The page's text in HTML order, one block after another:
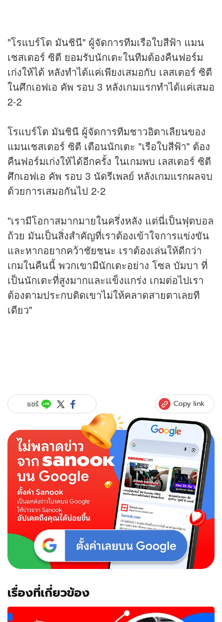
"โรแบร์โต มันชินี" ผู้จัดการทีมเรือใบสีฟ้า แมน
เชสเตอร์ ซิตี ยอมรับนักเตะในทีมต้องคืนฟอร์ม
เก่งให้ได้ หลังทำได้แค่เพียงเสมอกับ เลสเตอร์ ซิตี
ในศึกเอฟเอ คัพ รอบ 3 หลังเกมแรกทำได้แค่เสมอ
2-2
โรแบร์โต มันชินี ผู้จัดการทีมชาวอิตาเลียนของ
แมนเชสเตอร์ ซิตี เตือนนักเตะ "เรือใบสีฟ้า" ต้อง
คืนฟอร์มเก่งให้ได้อีกครั้ง ในเกมพบ เลสเตอร์ ซิตี
ศึกเอฟเอ คัพ รอบ 3 นัดรีเพลย์ หลังเกมแรกผลจบ
ด้วยการเสมอกันไป 2-2
"เรามีโอกาสมากมายในครึ่งหลัง แต่นี่เป็นฟุตบอล
ถ้วย มันเป็นสิ่งสำคัญที่เราต้องเข้าใจการแข่งขัน
และหากอยากคว้าชัยชนะ เราต้องเล่นให้ดีกว่า
เกมในคืนนี้ พวกเขามีนักเตะอย่าง โซล บัมบา ที่
เป็นนักเตะที่สูงมากและแข็งแกร่ง เกมต่อไปเรา
ต้องตามประกบติดเขาไม่ให้คลาดสายตาเลยที
เดียว"
แชร์ Copy link
เรื่องที่เกี่ยวข้อง